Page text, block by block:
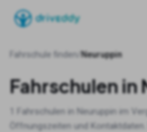
Fahrschule finden Neuruppin
Fahrschulen in
Fahrschulen in Neuruppin im
Öffnungszeiten und